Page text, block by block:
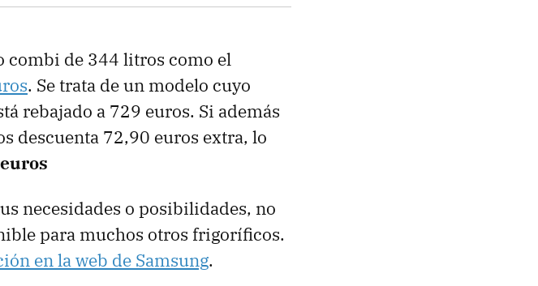
combi de 344 litros como el
. Se trata de un modelo cuyo
rebajado a 729 euros. Si además
descuenta 72,90 euros extra, lo
necesidades o posibilidades, no
para muchos otros frigoríficos.
en la web de Samsung.